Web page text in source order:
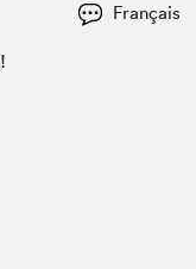
Français
!